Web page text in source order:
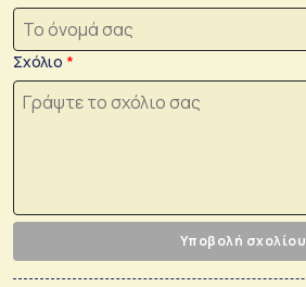
Σχόλιο
Υποβολή σχολίου